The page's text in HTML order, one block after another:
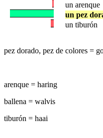
un arenque
un pez
un tiburón
pez dorado, pez de colores =
arenque = haring
ballena = walvis
tiburón = haai